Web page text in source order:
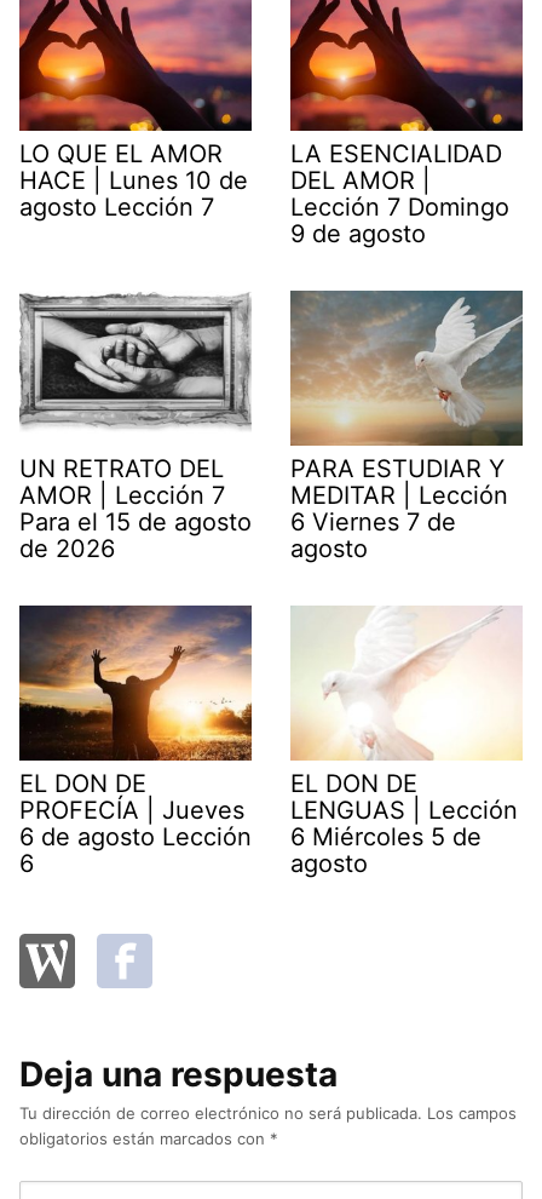
LO QUE EL AMOR
HACE | Lunes 10 de
agosto Lección 7
LA ESENCIALIDAD
DEL AMOR |
Lección 7 Domingo
9 de agosto
UN RETRATO DEL
AMOR | Lección 7
Para el 15 de agosto
de 2026
PARA ESTUDIAR Y
MEDITAR | Lección
6 Viernes 7 de
agosto
EL DON DE
PROFECÍA | Jueves
6 de agosto Lección
6
EL DON DE
LENGUAS | Lección
6 Miércoles 5 de
agosto
Deja una respuesta
Tu dirección de correo electrónico no será publicada. Los campos
obligatorios están marcados con *